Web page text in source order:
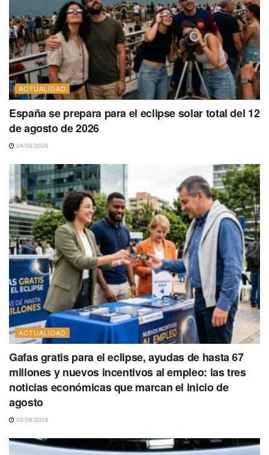
ACTUALIDAD
España se prepara para el eclipse solar total del 12
de agosto de 2026
04/08/2026
ACTUALIDAD
Gafas gratis para el eclipse, ayudas de hasta 67
millones y nuevos incentivos al empleo: las tres
noticias económicas que marcan el inicio de
agosto
03/08/2026